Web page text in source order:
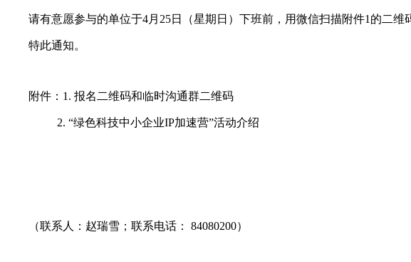
请有意愿参与的单位于4月25日（星期日）下班前，用微信扫描附件1的二
特此通知。
附件：1. 报名二维码和临时沟通群二维码
2. “绿色科技中小企业IP加速营”活动介绍
（联系人：赵瑞雪；联系电话： 84080200）